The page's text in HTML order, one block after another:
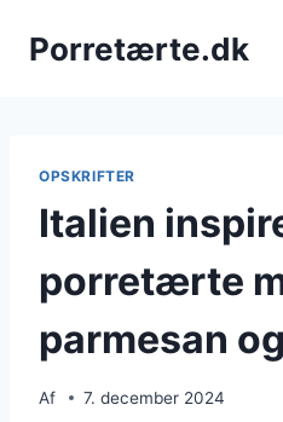
Porretærte.dk
OPSKRIFTER
Italien
porretærte
parmesan
Af 7. december 2024